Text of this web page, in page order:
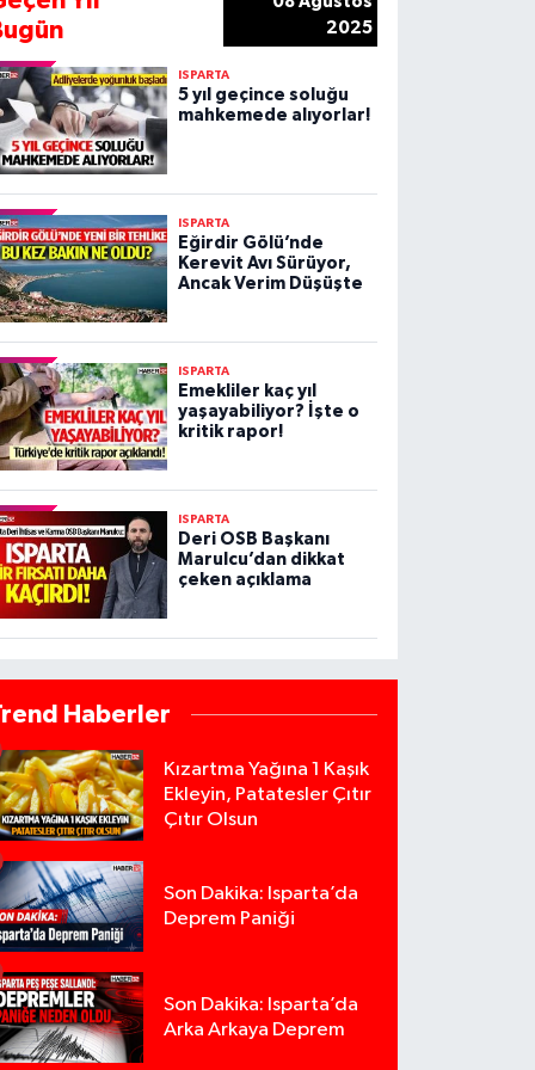
2025
ISPARTA
5 yıl geçince soluğu
mahkemede alıyorlar!
ISPARTA
Eğirdir Gölü’nde
Kerevit Avı Sürüyor,
Ancak Verim Düşüşte
ISPARTA
Emekliler kaç yıl
yaşayabiliyor? İşte o
kritik rapor!
ISPARTA
Deri OSB Başkanı
Marulcu’dan dikkat
çeken açıklama
Haberler
Kızartma Yağına 1 Kaşık
Ekleyin, Patatesler Çıtır
Çıtır Olsun
Son Dakika: Isparta’da
Deprem Paniği
Son Dakika: Isparta’da
Arka Arkaya Deprem